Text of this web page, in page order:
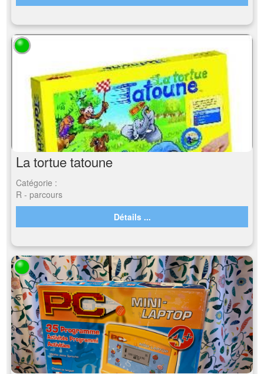
La tortue tatoune
Catégorie :
R - parcours
Détails ...